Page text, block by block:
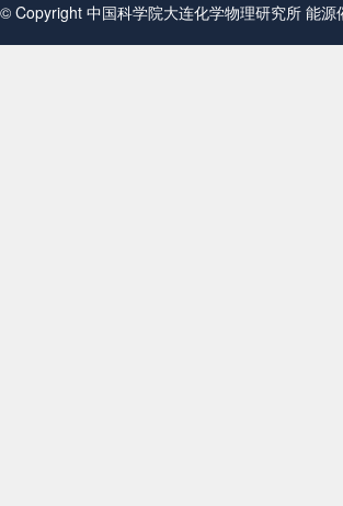
© Copyright 中国科学院大连化学物理研究所 能